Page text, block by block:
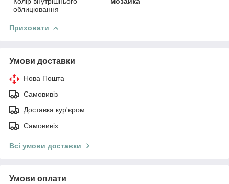
облицювання
Приховати
Умови доставки
Нова Пошта
Самовивіз
Доставка кур'єром
Самовивіз
Всі умови доставки
Умови оплати